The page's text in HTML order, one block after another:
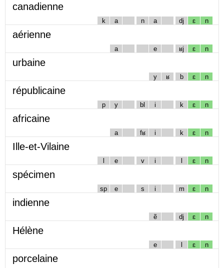
canadienne
k a n a dj ɛ n
aérienne
a e ʁj ɛ n
urbaine
y ʁ b ɛ n
républicaine
p y bl i k ɛ n
africaine
a fʁ i k ɛ n
Ille-et-Vilaine
l e v i l ɛ n
spécimen
sp e s i m ɛ n
indienne
ẽ dj ɛ n
Hélène
e l ɛ n
porcelaine